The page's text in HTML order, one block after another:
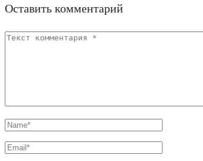
Оставить комментарий